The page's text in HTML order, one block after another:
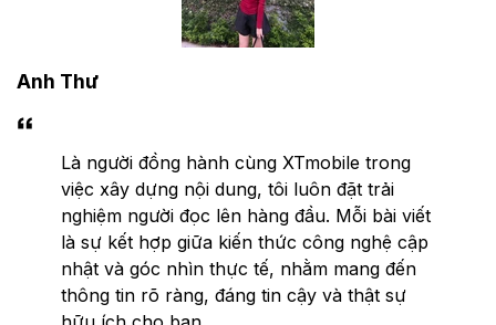
Anh Thư
Là người đồng hành cùng XTmobile trong
việc xây dựng nội dung, tôi luôn đặt trải
nghiệm người đọc lên hàng đầu. Mỗi bài viết
là sự kết hợp giữa kiến thức công nghệ cập
nhật và góc nhìn thực tế, nhằm mang đến
thông tin rõ ràng, đáng tin cậy và thật sự